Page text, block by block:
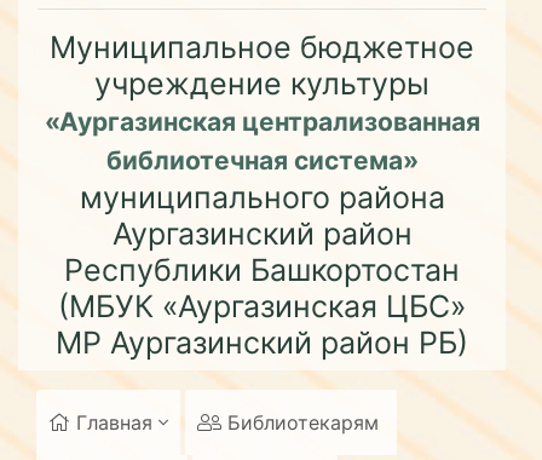
Муниципальное бюджетное
учреждение культуры
«Аургазинская централизованная
библиотечная система»
муниципального района
Аургазинский район
Республики Башкортостан
(МБУК «Аургазинская ЦБС»
МР Аургазинский район РБ)
Главная Библиотекарям